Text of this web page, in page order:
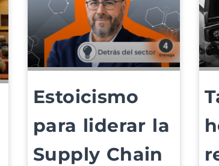
Estoicismo
para liderar la
Supply Chain